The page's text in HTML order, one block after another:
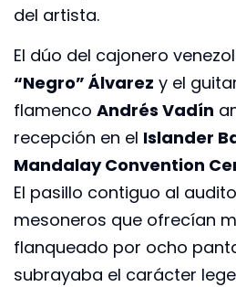
del artista.
El dúo del cajonero
“Negro” Álvarez y el
flamenco Andrés Vadín
recepción en el Islander
Mandalay Convention
El pasillo contiguo al
mesoneros que ofrecían
flanqueado por ocho
subrayaba el carácter